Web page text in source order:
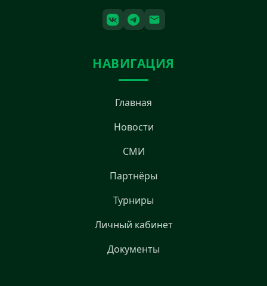
НАВИГАЦИЯ
Главная
Новости
СМИ
Партнёры
Турниры
Личный кабинет
Документы